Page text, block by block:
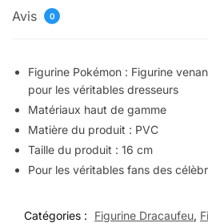
Avis 0
Figurine Pokémon : Figurine
pour les véritables dresseurs
Matériaux haut de gamme
Matière du produit : PVC
Taille du produit : 16 cm
Pour les véritables fans des
Catégories : Figurine Dracaufeu,